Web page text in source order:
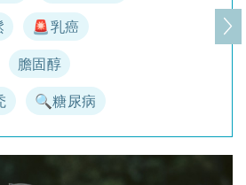
🚨乳癌
膽固醇
🔍糖尿病
下